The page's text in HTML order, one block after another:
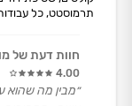
תרמוסטט, כל
חוות דעת של
4.00
״מבין מה שהוא